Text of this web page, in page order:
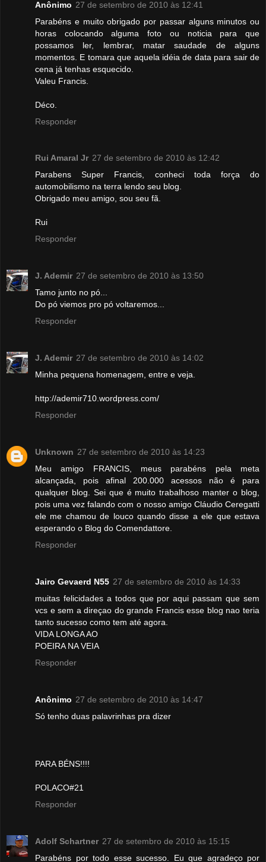
Anônimo 27 de setembro de 2010 às 12:41
Parabéns e muito obrigado por passar alguns minutos ou
horas colocando alguma foto ou noticia para que
possamos ler, lembrar, matar saudade de alguns
momentos. E tomara que aquela idéia de data para sair de
cena já tenhas esquecido.
Valeu Francis.
Déco.
Responder
Rui Amaral Jr 27 de setembro de 2010 às 12:42
Parabens Super Francis, conheci toda força do
automobilismo na terra lendo seu blog.
Obrigado meu amigo, sou seu fã.
Rui
Responder
J. Ademir 27 de setembro de 2010 às 13:50
Tamo junto no pó...
Do pó viemos pro pó voltaremos...
Responder
J. Ademir 27 de setembro de 2010 às 14:02
Minha pequena homenagem, entre e veja.
http://ademir710.wordpress.com/
Responder
Unknown 27 de setembro de 2010 às 14:23
Meu amigo FRANCIS, meus parabéns pela meta
alcançada, pois afinal 200.000 acessos não é para
qualquer blog. Sei que é muito trabalhoso manter o blog,
pois uma vez falando com o nosso amigo Cláudio Ceregatti
ele me chamou de louco quando disse a ele que estava
esperando o Blog do Comendattore.
Responder
Jairo Gevaerd N55 27 de setembro de 2010 às 14:33
muitas felicidades a todos que por aqui passam que sem
vcs e sem a direçao do grande Francis esse blog nao teria
tanto sucesso como tem até agora.
VIDA LONGA AO
POEIRA NA VEIA
Responder
Anônimo 27 de setembro de 2010 às 14:47
Só tenho duas palavrinhas pra dizer
PARA BÉNS!!!!
POLACO#21
Responder
Adolf Schartner 27 de setembro de 2010 às 15:15
Parabéns por todo esse sucesso. Eu que agradeço por